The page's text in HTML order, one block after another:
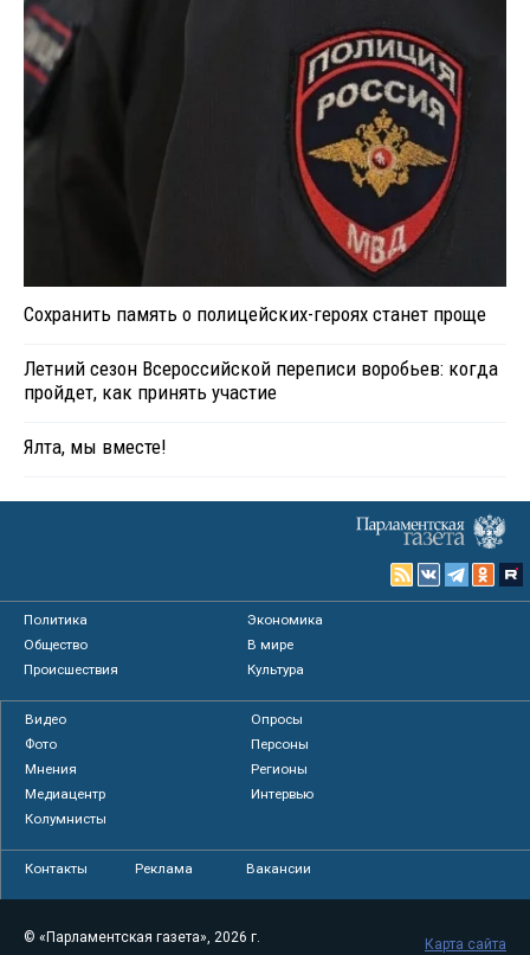
Сохранить память о полицейских-героях станет проще
Летний сезон Всероссийской переписи воробьев: когда
пройдет, как принять участие
Ялта, мы вместе!
Политика
Экономика
Общество
В мире
Происшествия
Культура
Видео
Опросы
Фото
Персоны
Мнения
Регионы
Медиацентр
Интервью
Колумнисты
Контакты Реклама Вакансии
© «Парламентская газета», 2026 г.
Карта сайта